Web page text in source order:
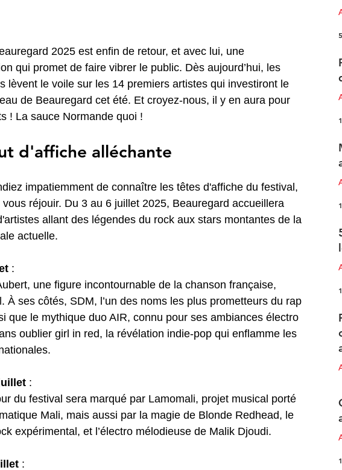
2025 est enfin de retour, et avec lui, une
qui promet de faire vibrer le public. Dès aujourd’hui, les
lèvent le voile sur les 14 premiers artistes qui investiront le
de Beauregard cet été. Et croyez-nous, il y en aura pour
! La sauce Normande quoi !
d'affiche alléchante
impatiemment de connaître les têtes d'affiche du festival,
réjouir. Du 3 au 6 juillet 2025, Beauregard accueillera
allant des légendes du rock aux stars montantes de la
actuelle.
:
une figure incontournable de la chanson française,
À ses côtés, SDM, l’un des noms les plus prometteurs du rap
que le mythique duo AIR, connu pour ses ambiances électro
oublier girl in red, la révélation indie-pop qui enflamme les
:
du festival sera marqué par Lamomali, projet musical porté
Mali, mais aussi par la magie de Blonde Redhead, le
expérimental, et l’électro mélodieuse de Malik Djoudi.
: